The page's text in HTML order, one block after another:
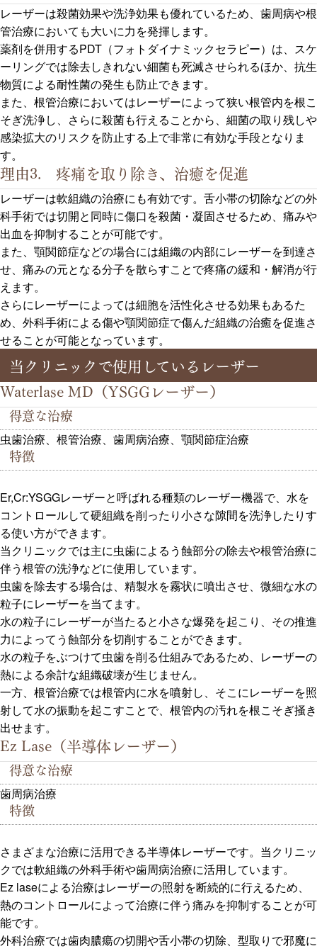
レーザーは殺菌効果や洗浄効果も優れているため、歯周病や根
管治療においても大いに力を発揮します。
薬剤を併用するPDT（フォトダイナミックセラピー）は、スケ
ーリングでは除去しきれない細菌も死滅させられるほか、抗生
物質による耐性菌の発生も防止できます。
また、根管治療においてはレーザーによって狭い根管内を根こ
そぎ洗浄し、さらに殺菌も行えることから、細菌の取り残しや
感染拡大のリスクを防止する上で非常に有効な手段となりま
す。
理由3. 疼痛を取り除き、治癒を促進
レーザーは軟組織の治療にも有効です。舌小帯の切除などの外
科手術では切開と同時に傷口を殺菌・凝固させるため、痛みや
出血を抑制することが可能です。
また、顎関節症などの場合には組織の内部にレーザーを到達さ
せ、痛みの元となる分子を散らすことで疼痛の緩和・解消が行
えます。
さらにレーザーによっては細胞を活性化させる効果もあるた
め、外科手術による傷や顎関節症で傷んだ組織の治癒を促進さ
せることが可能となっています。
当クリニックで使用しているレーザー
Waterlase MD（YSGGレーザー）
得意な治療
虫歯治療、根管治療、歯周病治療、顎関節症治療
特徴
Er,Cr:YSGGレーザーと呼ばれる種類のレーザー機器で、水を
コントロールして硬組織を削ったり小さな隙間を洗浄したりす
る使い方ができます。
当クリニックでは主に虫歯によるう蝕部分の除去や根管治療に
伴う根管の洗浄などに使用しています。
虫歯を除去する場合は、精製水を霧状に噴出させ、微細な水の
粒子にレーザーを当てます。
水の粒子にレーザーが当たると小さな爆発を起こり、その推進
力によってう蝕部分を切削することができます。
水の粒子をぶつけて虫歯を削る仕組みであるため、レーザーの
熱による余計な組織破壊が生じません。
一方、根管治療では根管内に水を噴射し、そこにレーザーを照
射して水の振動を起こすことで、根管内の汚れを根こそぎ掻き
出せます。
Ez Lase（半導体レーザー）
得意な治療
歯周病治療
特徴
さまざまな治療に活用できる半導体レーザーです。当クリニッ
クでは軟組織の外科手術や歯周病治療に活用しています。
Ez laseによる治療はレーザーの照射を断続的に行えるため、
熱のコントロールによって治療に伴う痛みを抑制することが可
能です。
外科治療では歯肉膿瘍の切開や舌小帯の切除、型取りで邪魔に